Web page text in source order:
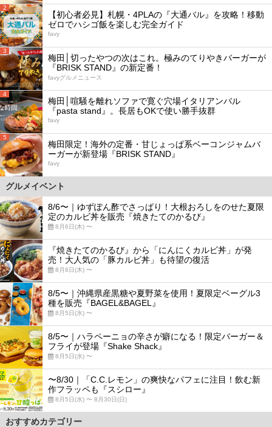
2
【初心者必見】札幌・4PLAの『大通バル』を攻略！移動
ゼロでハシゴ飯を楽しむ完全ガイド
favy
3
梅田│切ったやつの次はこれ。極みのてりやきバーガーが
『BRISK STAND』の新定番！
favyグルメニュース
4
梅田│喧騒を離れソファで寛ぐ穴場イタリアンバル
『pasta stand』。長居もOKで使い勝手抜群
favy
5
梅田限定！海外の定番・甘じょっぱ系ベーコンジャムバ
ーガーが新登場『BRISK STAND』
favy
グルメイベント
8/6〜｜ゆずぽん酢でさっぱり！大根おろしをのせた夏限
定のカルビ丼を販売『焼きたてのかるび』
8月6日(木) 〜
『焼きたてのかるび』から「にんにくカルビ丼」が発
売！大人気の「豚カルビ丼」も待望の復活
8月6日(木) 〜
8/5〜｜沖縄県産黒糖や夏野菜を使用！夏限定ベーグル3
種を販売『BAGEL&BAGEL』
8月5日(水) 〜
8/5〜｜ハラペーニョの辛さが癖になる！限定バーガー＆
フライが登場『Shake Shack』
8月5日(水) 〜
〜8/30｜「C.C.レモン」の爽快なパフェに注目！飲む新
作フラッペも『スシロー』
8月5日(水) 〜 8月30日(日)
おすすめカテゴリー